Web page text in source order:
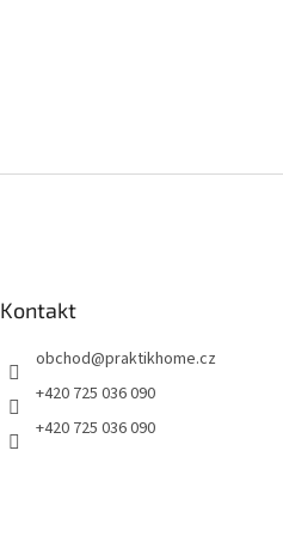
Kontakt
obchod@praktikhome.cz
+420 725 036 090
+420 725 036 090